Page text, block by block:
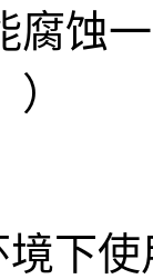
腐蚀
）
下